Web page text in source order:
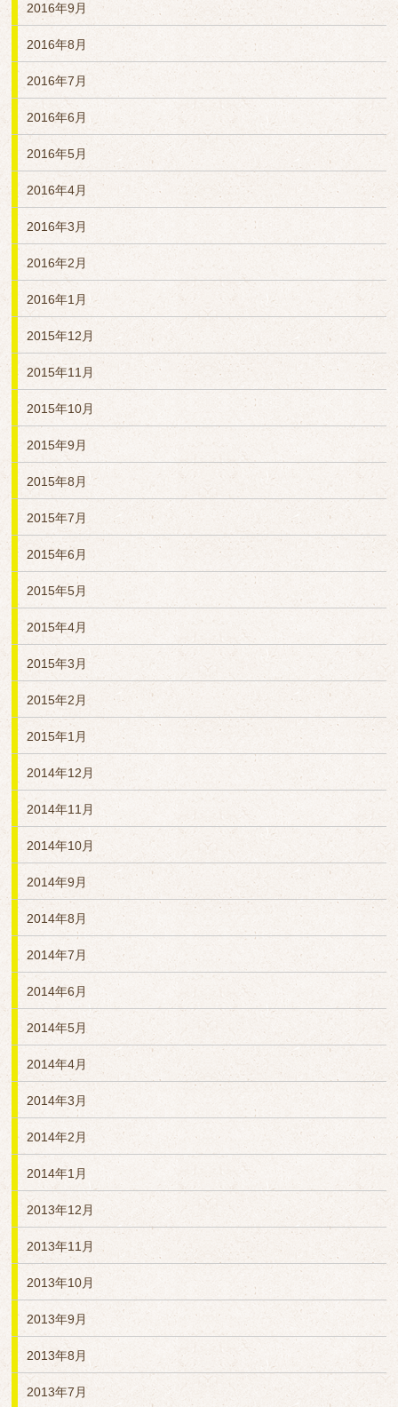
2016年9月
2016年8月
2016年7月
2016年6月
2016年5月
2016年4月
2016年3月
2016年2月
2016年1月
2015年12月
2015年11月
2015年10月
2015年9月
2015年8月
2015年7月
2015年6月
2015年5月
2015年4月
2015年3月
2015年2月
2015年1月
2014年12月
2014年11月
2014年10月
2014年9月
2014年8月
2014年7月
2014年6月
2014年5月
2014年4月
2014年3月
2014年2月
2014年1月
2013年12月
2013年11月
2013年10月
2013年9月
2013年8月
2013年7月